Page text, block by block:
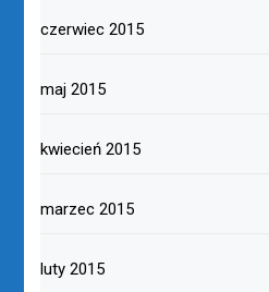
czerwiec 2015
maj 2015
kwiecień 2015
marzec 2015
luty 2015